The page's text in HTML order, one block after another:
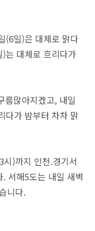
(6일)은 대체로 맑다
는 대체로 흐리다가
름많아지겠고, 내일
다가 밤부터 차차 맑
)까지 인천.경기서
서해5도는 내일 새벽
니다.